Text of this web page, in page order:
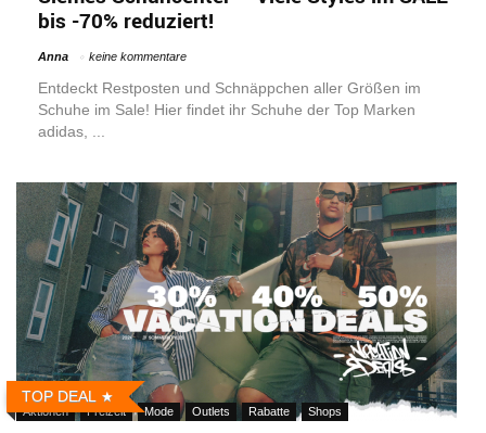
bis -70% reduziert!
Anna keine kommentare
Entdeckt Restposten und Schnäppchen aller Größen im
Schuhe im Sale! Hier findet ihr Schuhe der Top Marken
adidas, ...
TOP DEAL
Aktionen Freizeit Mode Outlets Rabatte Shops